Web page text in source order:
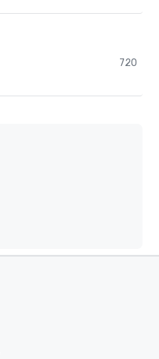
720